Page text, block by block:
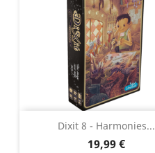
Dixit 8 - Harmonies...
Prix
19,99 €